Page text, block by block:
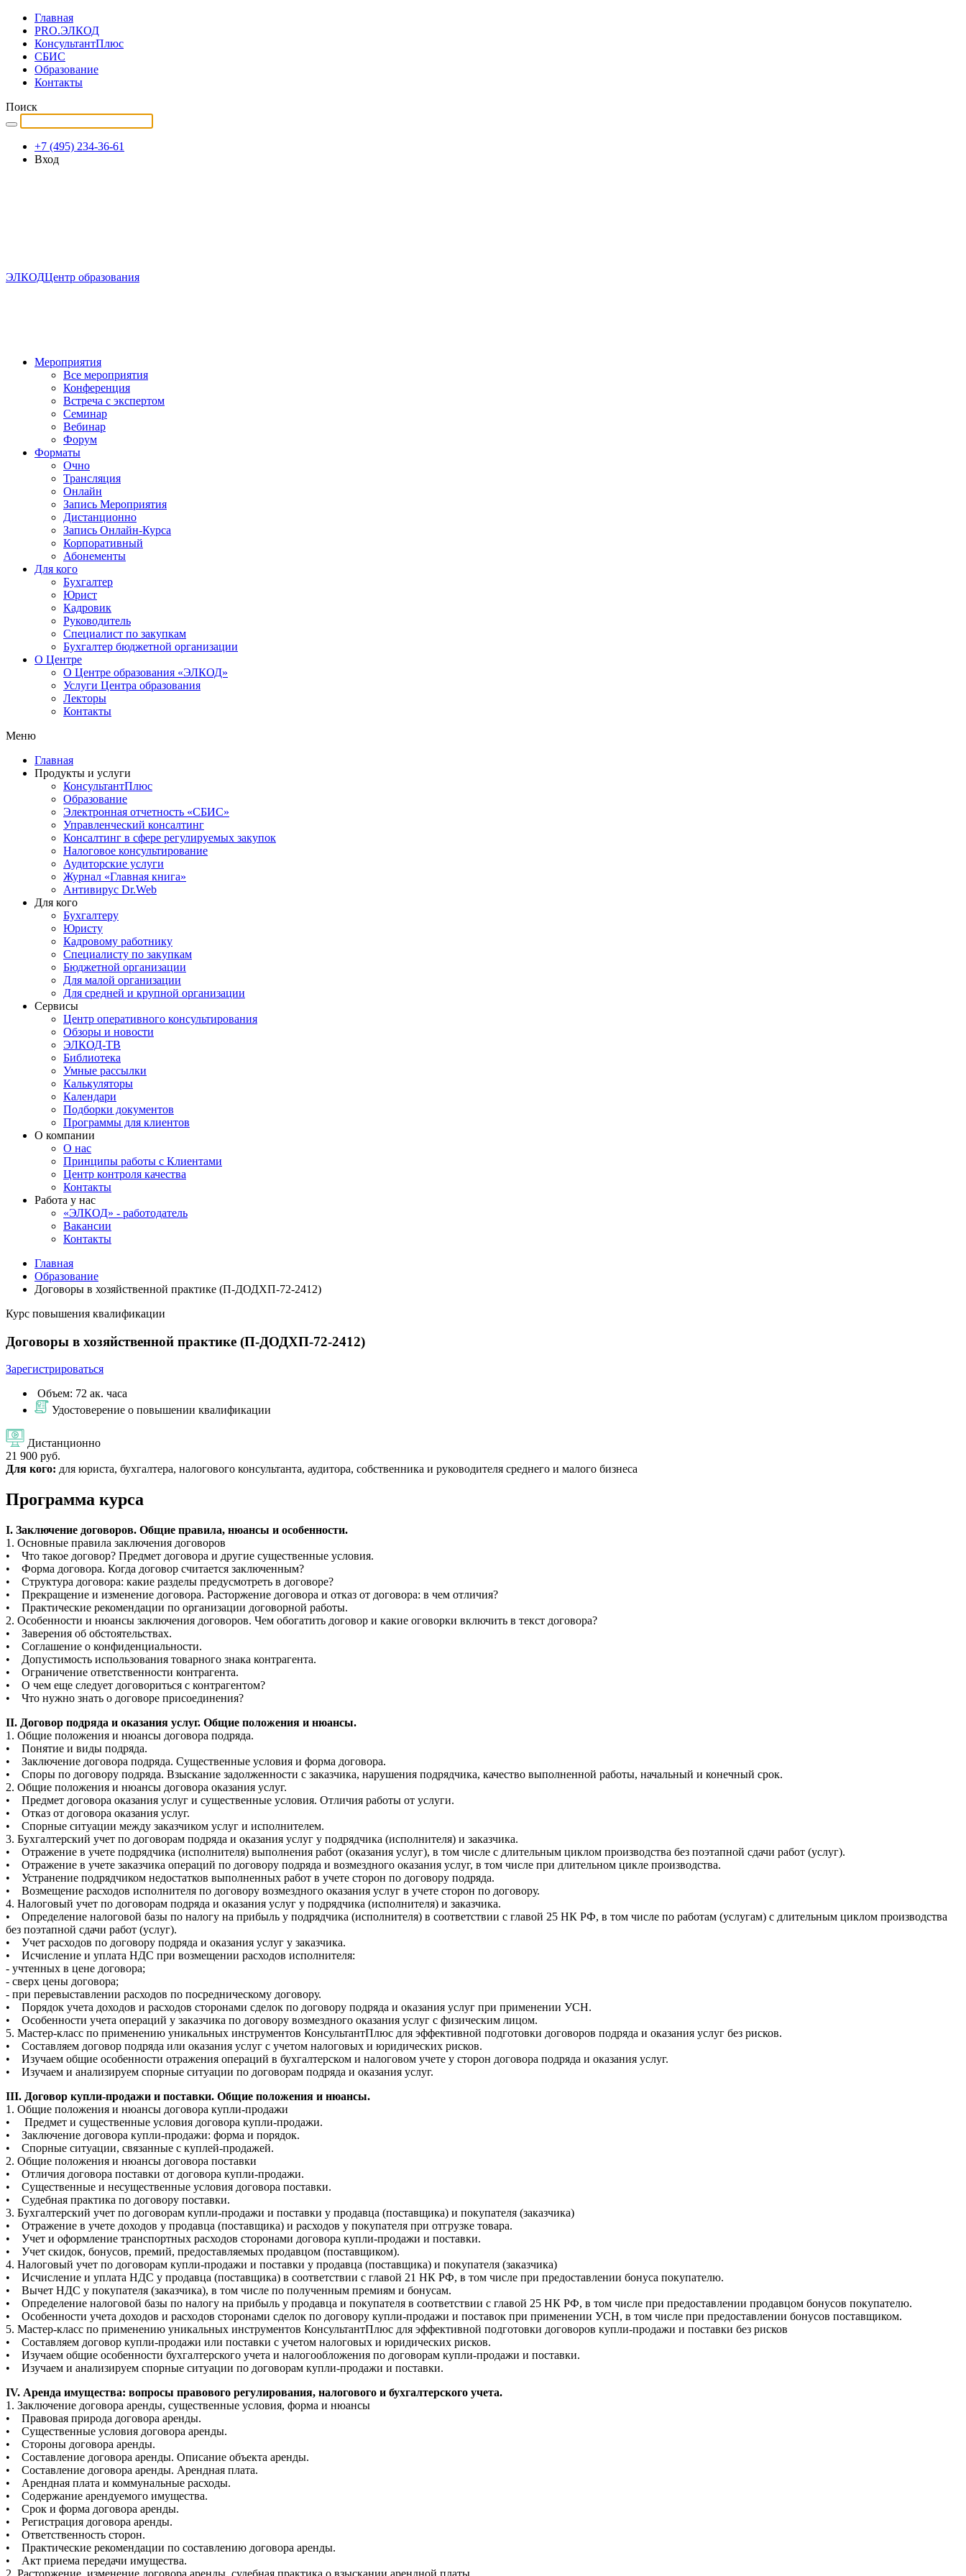
Главная
PRO.ЭЛКОД
КонсультантПлюс
СБИС
Образование
Контакты
Поиск
+7 (495) 234-36-61
Вход
ЭЛКОДЦентр образования
Мероприятия
Все мероприятия
Конференция
Встреча с экспертом
Семинар
Вебинар
Форум
Форматы
Очно
Трансляция
Онлайн
Запись Мероприятия
Дистанционно
Запись Онлайн-Курса
Корпоративный
Абонементы
Для кого
Бухгалтер
Юрист
Кадровик
Руководитель
Специалист по закупкам
Бухгалтер бюджетной организации
О Центре
О Центре образования «ЭЛКОД»
Услуги Центра образования
Лекторы
Контакты
Меню
Главная
Продукты и услуги
КонсультантПлюс
Образование
Электронная отчетность «СБИС»
Управленческий консалтинг
Консалтинг в сфере регулируемых закупок
Налоговое консультирование
Аудиторские услуги
Журнал «Главная книга»
Антивирус Dr.Web
Для кого
Бухгалтеру
Юристу
Кадровому работнику
Специалисту по закупкам
Бюджетной организации
Для малой организации
Для средней и крупной организации
Сервисы
Центр оперативного консультирования
Обзоры и новости
ЭЛКОД-ТВ
Библиотека
Умные рассылки
Калькуляторы
Календари
Подборки документов
Программы для клиентов
О компании
О нас
Принципы работы с Клиентами
Центр контроля качества
Контакты
Работа у нас
«ЭЛКОД» - работодатель
Вакансии
Контакты
Главная
Образование
Договоры в хозяйственной практике (П-ДОДХП-72-2412)
Курс повышения квалификации
Договоры в хозяйственной практике (П-ДОДХП-72-2412)
Зарегистрироваться
Объем: 72 ак. часа
Удостоверение о повышении квалификации
Дистанционно
21 900 руб.
Для кого: для юриста, бухгалтера, налогового консультанта, аудитора, собственника и руководителя среднего и малого бизнеса
Программа курса
I. Заключение договоров. Общие правила, нюансы и особенности.
1. Основные правила заключения договоров
• Что такое договор? Предмет договора и другие существенные условия.
• Форма договора. Когда договор считается заключенным?
• Структура договора: какие разделы предусмотреть в договоре?
• Прекращение и изменение договора. Расторжение договора и отказ от договора: в чем отличия?
• Практические рекомендации по организации договорной работы.
2. Особенности и нюансы заключения договоров. Чем обогатить договор и какие оговорки включить в текст договора?
• Заверения об обстоятельствах.
• Соглашение о конфиденциальности.
• Допустимость использования товарного знака контрагента.
• Ограничение ответственности контрагента.
• О чем еще следует договориться с контрагентом?
• Что нужно знать о договоре присоединения?
II. Договор подряда и оказания услуг. Общие положения и нюансы.
1. Общие положения и нюансы договора подряда.
• Понятие и виды подряда.
• Заключение договора подряда. Существенные условия и форма договора.
• Споры по договору подряда. Взыскание задолженности с заказчика, нарушения подрядчика, качество выполненной работы, начальный и конечный срок.
2. Общие положения и нюансы договора оказания услуг.
• Предмет договора оказания услуг и существенные условия. Отличия работы от услуги.
• Отказ от договора оказания услуг.
• Спорные ситуации между заказчиком услуг и исполнителем.
3. Бухгалтерский учет по договорам подряда и оказания услуг у подрядчика (исполнителя) и заказчика.
• Отражение в учете подрядчика (исполнителя) выполнения работ (оказания услуг), в том числе с длительным циклом производства без поэтапной сдачи работ (услуг).
• Отражение в учете заказчика операций по договору подряда и возмездного оказания услуг, в том числе при длительном цикле производства.
• Устранение подрядчиком недостатков выполненных работ в учете сторон по договору подряда.
• Возмещение расходов исполнителя по договору возмездного оказания услуг в учете сторон по договору.
4. Налоговый учет по договорам подряда и оказания услуг у подрядчика (исполнителя) и заказчика.
• Определение налоговой базы по налогу на прибыль у подрядчика (исполнителя) в соответствии с главой 25 НК РФ, в том числе по работам (услугам) с длительным циклом производства
без поэтапной сдачи работ (услуг).
• Учет расходов по договору подряда и оказания услуг у заказчика.
• Исчисление и уплата НДС при возмещении расходов исполнителя:
- учтенных в цене договора;
- сверх цены договора;
- при перевыставлении расходов по посредническому договору.
• Порядок учета доходов и расходов сторонами сделок по договору подряда и оказания услуг при применении УСН.
• Особенности учета операций у заказчика по договору возмездного оказания услуг с физическим лицом.
5. Мастер-класс по применению уникальных инструментов КонсультантПлюс для эффективной подготовки договоров подряда и оказания услуг без рисков.
• Составляем договор подряда или оказания услуг с учетом налоговых и юридических рисков.
• Изучаем общие особенности отражения операций в бухгалтерском и налоговом учете у сторон договора подряда и оказания услуг.
• Изучаем и анализируем спорные ситуации по договорам подряда и оказания услуг.
III. Договор купли-продажи и поставки. Общие положения и нюансы.
1. Общие положения и нюансы договора купли-продажи
• Предмет и существенные условия договора купли-продажи.
• Заключение договора купли-продажи: форма и порядок.
• Спорные ситуации, связанные с куплей-продажей.
2. Общие положения и нюансы договора поставки
• Отличия договора поставки от договора купли-продажи.
• Существенные и несущественные условия договора поставки.
• Судебная практика по договору поставки.
3. Бухгалтерский учет по договорам купли-продажи и поставки у продавца (поставщика) и покупателя (заказчика)
• Отражение в учете доходов у продавца (поставщика) и расходов у покупателя при отгрузке товара.
• Учет и оформление транспортных расходов сторонами договора купли-продажи и поставки.
• Учет скидок, бонусов, премий, предоставляемых продавцом (поставщиком).
4. Налоговый учет по договорам купли-продажи и поставки у продавца (поставщика) и покупателя (заказчика)
• Исчисление и уплата НДС у продавца (поставщика) в соответствии с главой 21 НК РФ, в том числе при предоставлении бонуса покупателю.
• Вычет НДС у покупателя (заказчика), в том числе по полученным премиям и бонусам.
• Определение налоговой базы по налогу на прибыль у продавца и покупателя в соответствии с главой 25 НК РФ, в том числе при предоставлении продавцом бонусов покупателю.
• Особенности учета доходов и расходов сторонами сделок по договору купли-продажи и поставок при применении УСН, в том числе при предоставлении бонусов поставщиком.
5. Мастер-класс по применению уникальных инструментов КонсультантПлюс для эффективной подготовки договоров купли-продажи и поставки без рисков
• Составляем договор купли-продажи или поставки с учетом налоговых и юридических рисков.
• Изучаем общие особенности бухгалтерского учета и налогообложения по договорам купли-продажи и поставки.
• Изучаем и анализируем спорные ситуации по договорам купли-продажи и поставки.
IV. Аренда имущества: вопросы правового регулирования, налогового и бухгалтерского учета.
1. Заключение договора аренды, существенные условия, форма и нюансы
• Правовая природа договора аренды.
• Существенные условия договора аренды.
• Стороны договора аренды.
• Составление договора аренды. Описание объекта аренды.
• Составление договора аренды. Арендная плата.
• Арендная плата и коммунальные расходы.
• Содержание арендуемого имущества.
• Срок и форма договора аренды.
• Регистрация договора аренды.
• Ответственность сторон.
• Практические рекомендации по составлению договора аренды.
• Акт приема передачи имущества.